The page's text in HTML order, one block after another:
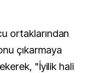
ortaklarından
çıkarmaya
"İyilik hali